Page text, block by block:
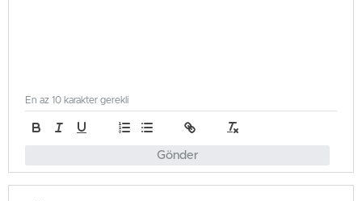
Gönder
En az 10 karakter gerekli